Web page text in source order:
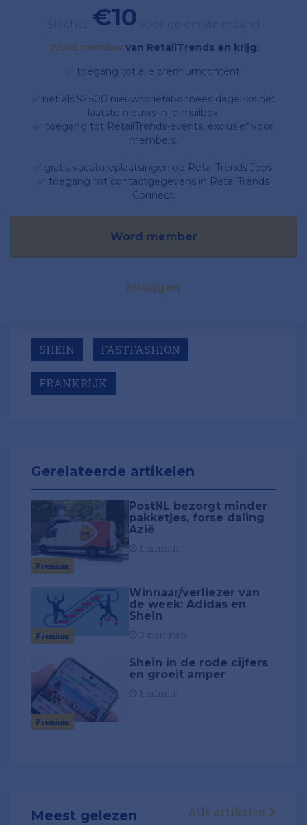
€10
Word member van RetailTrends en krijg;
✅ toegang tot alle premiumcontent;
✅ net als 57.500 nieuwsbriefabonnees dagelijks het
laatste nieuws in je mailbox;
✅ toegang tot RetailTrends-events, exclusief voor
members.
✅ gratis vacatureplaatsingen op RetailTrends Jobs;
✅ toegang tot contactgegevens in RetailTrends
Connect.
Word member
Inloggen
SHEIN FASTFASHION
FRANKRIJK
Gerelateerde artikelen
Premium
PostNL bezorgt minder
pakketjes, forse daling
Azië
Premium
Winnaar/verliezer van
de week: Adidas en
Shein
Premium
Shein in de rode cijfers
en groeit amper
Meest gelezen Alle artikelen